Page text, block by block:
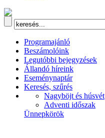
Programajánló
Beszámolóink
Legutóbbi bejegyzések
Állandó híreink
Eseménynaptár
Keresés, szűrés
Nagyböjt és húsvét
Adventi időszak
Ünnepkörök